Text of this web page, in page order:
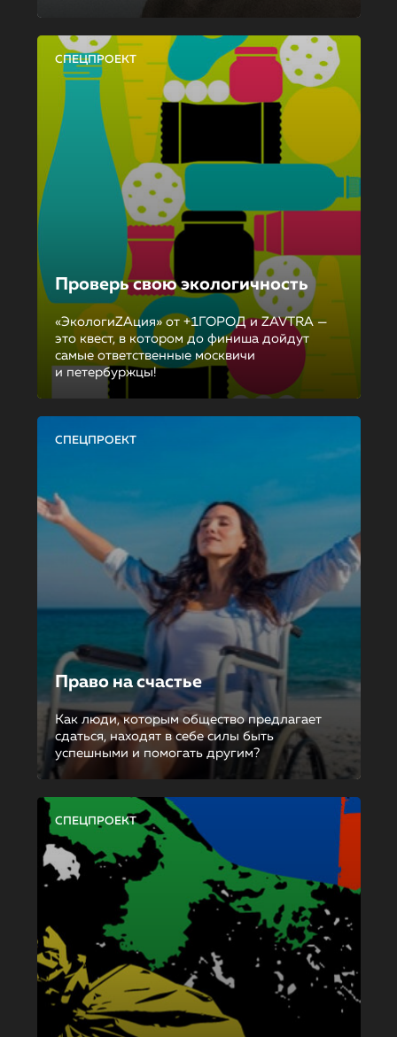
СПЕЦПРОЕКТ
Проверь свою экологичность
«ЭкологиZAция» от +1ГОРОД и ZAVTRA —
это квест, в котором до финиша дойдут
самые ответственные москвичи
и петербуржцы!
СПЕЦПРОЕКТ
Право на счастье
Как люди, которым общество предлагает
сдаться, находят в себе силы быть
успешными и помогать другим?
СПЕЦПРОЕКТ